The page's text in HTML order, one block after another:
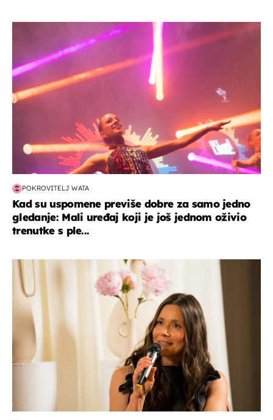
POKROVITELJ WATA
Kad su uspomene previše dobre za samo jedno
gledanje: Mali uređaj koji je još jednom oživio
trenutke s ple...
moda & ljepota